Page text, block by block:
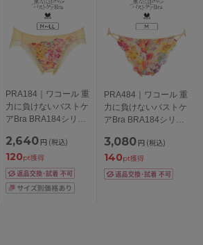
PRA184｜ワコール 重
力に負けないバストケ
アBra BRA184シリー
ーツ M/L/LL
2,640 円 (税込)
120pt獲得
PRA484｜ワコール 重
力に負けないバストケ
アBra BRA184シリー
M
3,080 円 (税込)
140pt獲得